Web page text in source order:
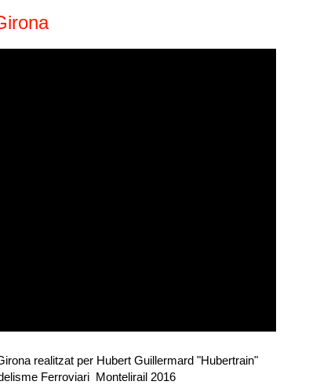
realitzat per Hubert Guillermard "Hubertrain"
Ferroviari Montelirail 2016